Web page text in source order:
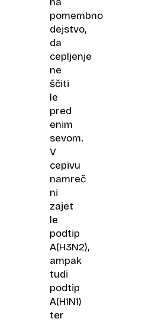
pomembno
dejstvo,
da
cepljenje
ne
ščiti
le
pred
enim
sevom.
V
cepivu
namreč
ni
zajet
le
podtip
A(H3N2),
ampak
tudi
podtip
A(H1N1)
ter